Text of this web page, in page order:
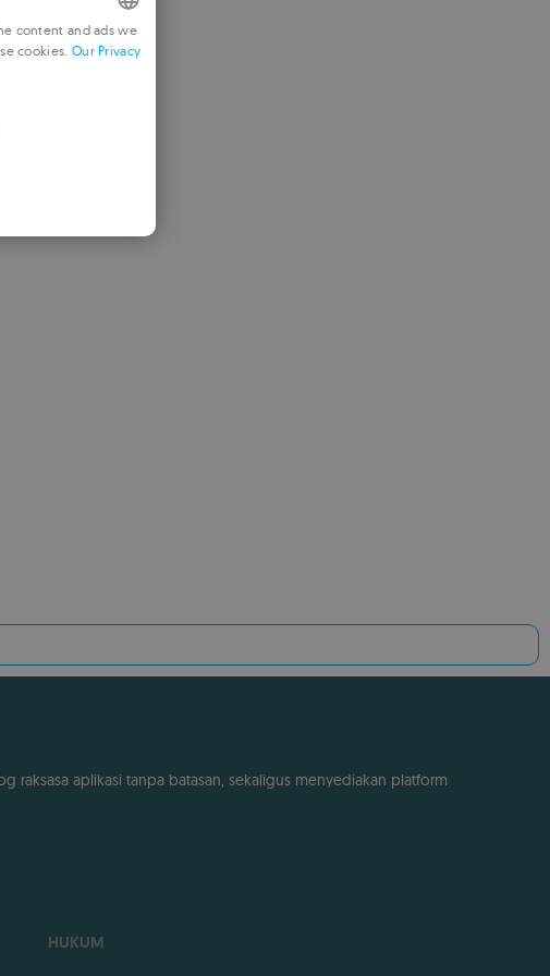
aplikasi tanpa batasan, sekaligus menyediakan platform
HUKUM
ENGLISH
SPANISH
content and ads we
cookies. Our Privacy